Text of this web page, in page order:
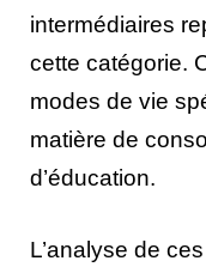
intermédiaires
cette catégorie.
modes de vie
matière de
d’éducation.
L’analyse de